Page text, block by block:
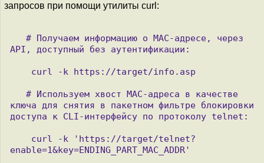
запросов при помощи утилиты curl:
API, доступный без аутентификации:
ключа для снятия в пакетном фильтре блокировки
доступа к CLI-интерфейсу по протоколу telnet:
enable=1&key=ENDING_PART_MAC_ADDR'